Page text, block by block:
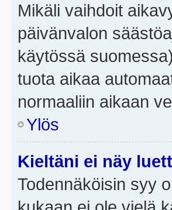
Mikäli vaihdoit
päivänvalon
käytössä
tuota aikaa
normaaliin aikaan
Ylös
Kieltäni ei näy
Todennäköisin syy